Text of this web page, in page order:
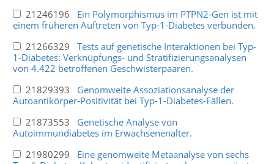
21246196 Ein Polymorphismus im PTPN2-Gen ist mit
einem früheren Auftreten von Typ-1-Diabetes verbunden.
21266329 Tests auf genetische Interaktionen bei Typ-
1-Diabetes: Verknüpfungs- und Stratifizierungsanalysen
von 4.422 betroffenen Geschwisterpaaren.
21829393 Genomweite Assoziationsanalyse der
Autoantikörper-Positivität bei Typ-1-Diabetes-Fällen.
21873553 Genetische Analyse von
Autoimmundiabetes im Erwachsenenalter.
21980299 Eine genomweite Metaanalyse von sechs